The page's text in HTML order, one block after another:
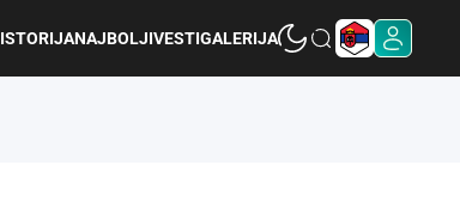
ISTORIJANAJBOLJIVESTIGALERIJA